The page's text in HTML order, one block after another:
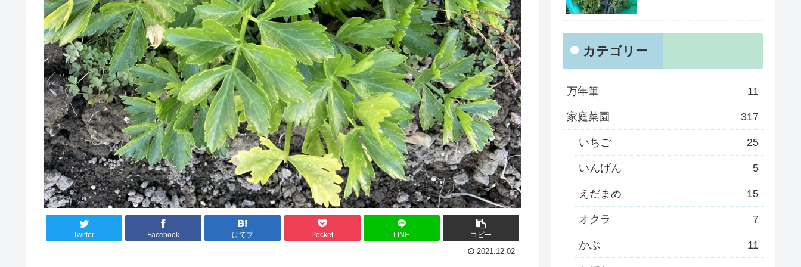
Twitter Facebook はてブ Pocket LINE コピー
2021.12.02
カテゴリー
万年筆 11
家庭菜園 317
いちご 25
いんげん 5
えだまめ 15
オクラ 7
かぶ 11